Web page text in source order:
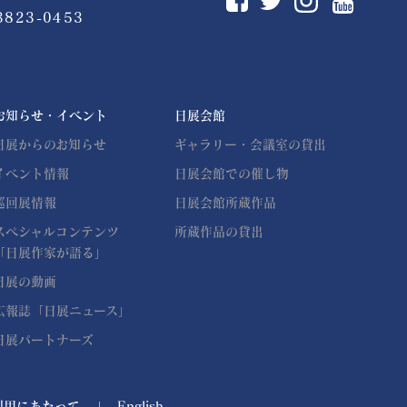
0453
知らせ・イベント
展からのお知らせ
ベント情報
回展情報
ペシャルコンテンツ
日展作家が語る」
展の動画
報誌「日展ニュース」
展パートナーズ
日展会館
ギャラリー・会議室の貸出
日展会館での催し物
日展会館所蔵作品
所蔵作品の貸出